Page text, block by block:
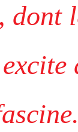
dont